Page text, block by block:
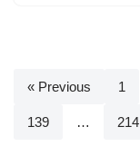
« Previous 1
139 … 214